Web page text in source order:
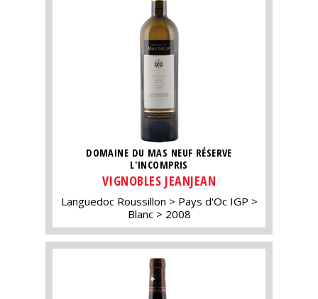
DOMAINE DU MAS NEUF RÉSERVE
L'INCOMPRIS
VIGNOBLES JEANJEAN
Languedoc Roussillon
Pays d'Oc IGP
Blanc
2008